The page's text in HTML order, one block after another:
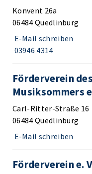
Konvent 26a
06484 Quedlinburg
E-Mail schreiben
03946 4314
Förderverein
Musiksommers
Carl-Ritter-Straße 16
06484 Quedlinburg
E-Mail schreiben
Förderverein e.